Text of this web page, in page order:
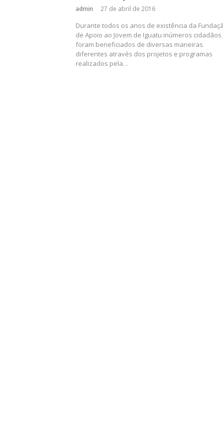
admin 27 de abril de 2016
Durante todos os anos de existência da
de Apoio ao Jovem de Iguatu inúmeros cidadãos
foram beneficiados de diversas maneiras
diferentes através dos projetos e programas
realizados pela…